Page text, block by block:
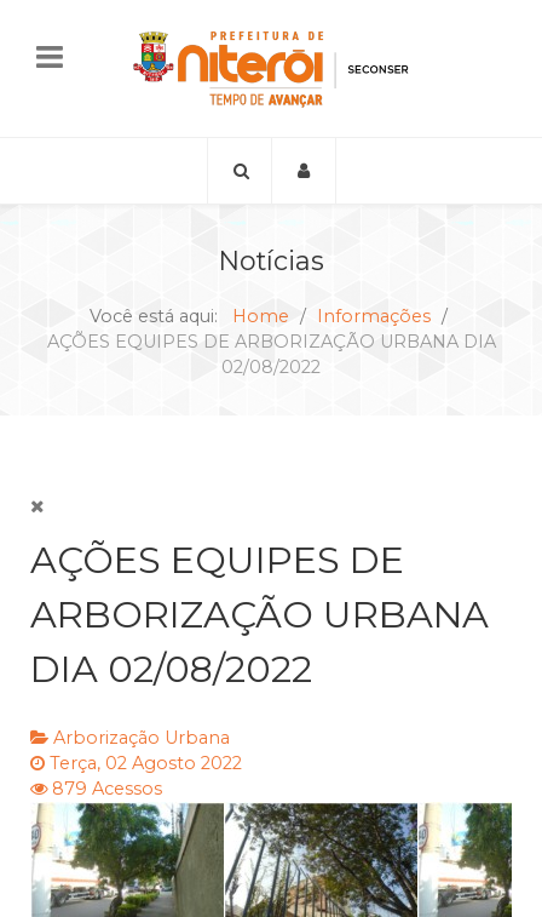
Notícias
Você está aqui: Home
Informações
AÇÕES EQUIPES DE ARBORIZAÇÃO URBANA DIA
02/08/2022
AÇÕES EQUIPES DE
ARBORIZAÇÃO URBANA
DIA 02/08/2022
Arborização Urbana
Terça, 02 Agosto 2022
879 Acessos